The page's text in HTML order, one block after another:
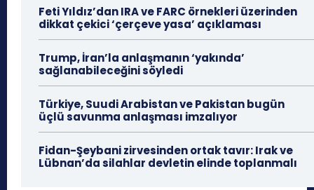
Feti Yıldız’dan IRA ve FARC örnekleri üzerinden
dikkat çekici ‘çerçeve yasa’ açıklaması
Trump, İran’la anlaşmanın ‘yakında’
sağlanabileceğini söyledi
Türkiye, Suudi Arabistan ve Pakistan bugün
üçlü savunma anlaşması imzalıyor
Fidan-Şeybani zirvesinden ortak tavır: Irak ve
Lübnan’da silahlar devletin elinde toplanmalı